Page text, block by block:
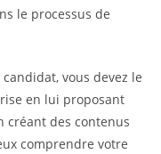
le processus de
vous devez le
en lui proposant
créant des contenus
comprendre votre